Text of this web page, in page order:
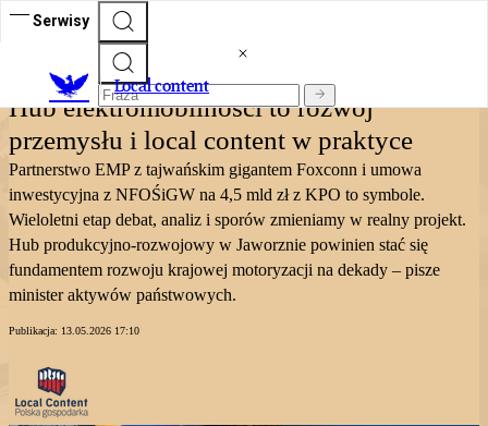
Serwisy
Local content
Hub elektromobilności to rozwój
przemysłu i local content w praktyce
Partnerstwo EMP z tajwańskim gigantem Foxconn i umowa
inwestycyjna z NFOŚiGW na 4,5 mld zł z KPO to symbole.
Wieloletni etap debat, analiz i sporów zmieniamy w realny projekt.
Hub produkcyjno-rozwojowy w Jaworznie powinien stać się
fundamentem rozwoju krajowej motoryzacji na dekady – pisze
minister aktywów państwowych.
Publikacja: 13.05.2026 17:10